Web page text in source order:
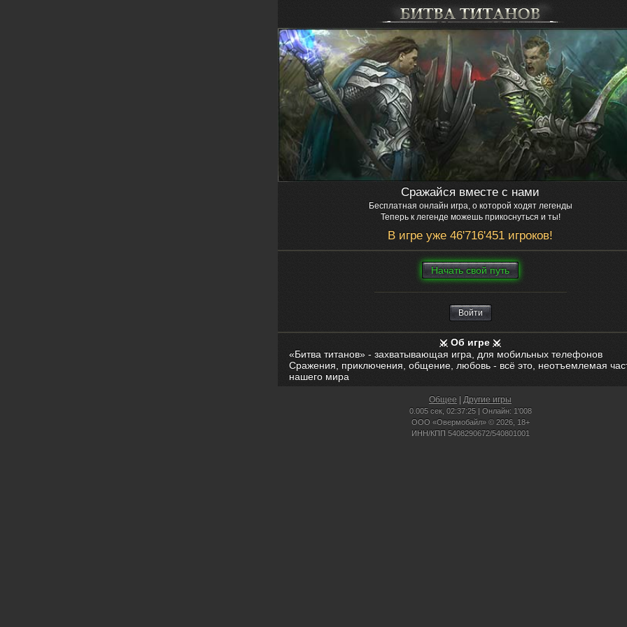
Сражайся вместе с нами
Бесплатная онлайн игра, о которой ходят легенды
Теперь к легенде можешь прикоснуться и ты!
В игре уже 46'716'451 игроков!
Нaчaть свой путь
Войти
Об игре
«Битва титанов» - захватывающая игра, для мобильных телефонов
Сражения, приключения, общение, любовь - всё это, неотъемлемая
нашего мира
Общее Другие игры
0.005 сек, 02:37:25 | Онлайн: 1'008
ООО «Овермобайл» © 2026, 18+
ИНН/КПП 5408290672/540801001